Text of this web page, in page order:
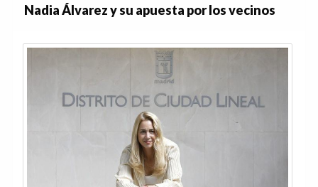
Nadia Álvarez y su apuesta por los vecinos